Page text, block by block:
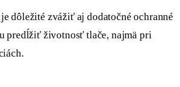
dôležité zvážiť aj dodatočné ochranné
predĺžiť životnosť tlače, najmä pri